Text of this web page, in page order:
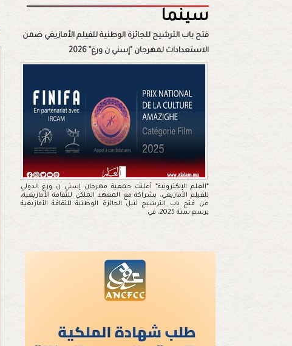
سينما
فتح باب الترشيح للجائزة الوطنية للفيلم الأمازيغي ضمن
الاستعدادات لمهرجان "إسني ن ورغ" 2026
*العلم الإلكترونية* أعلنت جمعية مهرجان إسني ن ورغ الدولي
للفيلم الأمازيغي، بشراكة مع المعهد الملكي للثقافة الأمازيغية،
عن فتح باب الترشيح لنيل الجائزة الوطنية للثقافة الأمازيغية
برسم سنة 2025، في